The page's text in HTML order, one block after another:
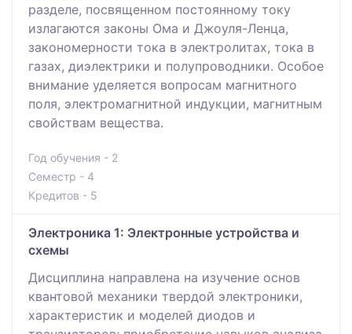
разделе, посвященном постоянному току
излагаются законы Ома и Джоуля-Ленца,
закономерности тока в электролитах, тока в
газах, диэлектрики и полупроводники. Особое
внимание уделяется вопросам магнитного
поля, электромагнитной индукции, магнитным
свойствам вещества.
Год обучения - 2
Семестр - 4
Кредитов - 5
Электроника 1: Электронные устройства и
схемы
Дисциплина направлена на изучение основ
квантовой механики твердой электроники,
характеристик и моделей диодов и